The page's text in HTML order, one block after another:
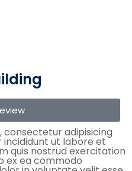
consectetur adipisicing
incididunt ut labore et
quis nostrud exercitation
ex ea commodo